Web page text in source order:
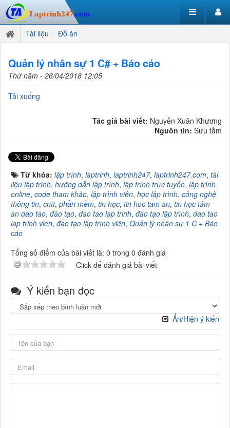
Tài liệu Đồ án
Quản lý nhân sự 1 C# + Báo cáo
Thứ năm - 26/04/2018 12:05
Tải xuống
Tác giả bài viết: Nguyễn Xuân Khương
Nguồn tin: Sưu tầm
Từ khóa: lập trình, laptrinh, laptrinh247, laptrinh247.com, tài
liệu lập trình, hướng dẫn lập trình, lập trình trực tuyến, lập trình
online, code tham khảo, lập trình viên, học lập trình, công nghệ
thông tin, cntt, phần mềm, tin học, tin hoc tam an, tin học tâm
an dao tao, đào tạo, dao tao lap trinh, đào tạo lập trình, dao tao
lap trinh vien, đào tạo lập trình viên, Quản lý nhân sự 1 C + Báo
cáo
Tổng số điểm của bài viết là: 0 trong 0 đánh giá
Click để đánh giá bài viết
Ý kiến bạn đọc
Ẩn/Hiện ý kiến